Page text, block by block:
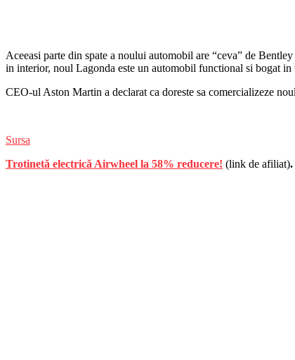
Aceeasi parte din spate a noului automobil are “ceva” de
in interior, noul Lagonda este un automobil functional si bogat
CEO-ul Aston Martin a declarat ca doreste sa comercializeze
Sursa
Trotinetă electrică Airwheel la 58% reducere! (link de afiliat).